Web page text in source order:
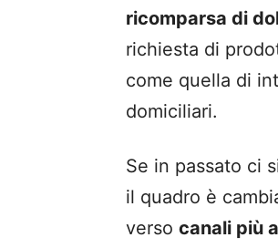
ricomparsa di
richiesta di
come quella di
domiciliari.
Se in passato ci
il quadro è
verso canali più